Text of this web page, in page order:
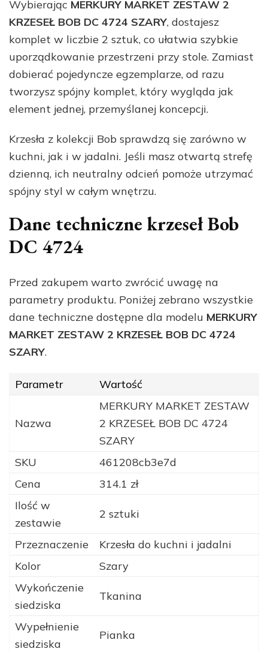
Wybierając MERKURY MARKET ZESTAW 2
KRZESEŁ BOB DC 4724 SZARY, dostajesz
komplet w liczbie 2 sztuk, co ułatwia szybkie
uporządkowanie przestrzeni przy stole. Zamiast
dobierać pojedyncze egzemplarze, od razu
tworzysz spójny komplet, który wygląda jak
element jednej, przemyślanej koncepcji.
Krzesła z kolekcji Bob sprawdzą się zarówno w
kuchni, jak i w jadalni. Jeśli masz otwartą strefę
dzienną, ich neutralny odcień pomoże utrzymać
spójny styl w całym wnętrzu.
Dane techniczne krzeseł Bob
DC 4724
Przed zakupem warto zwrócić uwagę na
parametry produktu. Poniżej zebrano wszystkie
dane techniczne dostępne dla modelu MERKURY
MARKET ZESTAW 2 KRZESEŁ BOB DC 4724
SZARY.
Parametr Wartość
Nazwa
MERKURY MARKET ZESTAW
2 KRZESEŁ BOB DC 4724
SZARY
SKU
461208cb3e7d
Cena
314.1 zł
Ilość w
zestawie
2 sztuki
Przeznaczenie
Krzesła do kuchni i jadalni
Kolor
Szary
Wykończenie
siedziska
Tkanina
Wypełnienie
siedziska
Pianka